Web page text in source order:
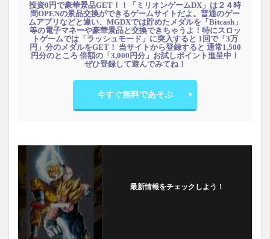
投資0円で豪華景品GET！！「ミリオンゲームDX」は２４時
間OPENの景品交換ができるゲームサイトだよ。普通のゲー
ムアプリなどと違い、MGDXでは貯めたメダルを「Bitcash」
等の電子マネーや豪華景品と交換できちゃうよ！特にスロッ
トゲームでは「ラッシュモード」に突入すると 1回で「3万
円」分のメダルをGET！ 当サイトから登録すると 通常1,500
円分のところ 倍額の「3,000円分」お試しポイント進呈中！
ぜひ登録して遊んでみてね！
今すぐ無料であそぶ
最新情報をチェックしよう！